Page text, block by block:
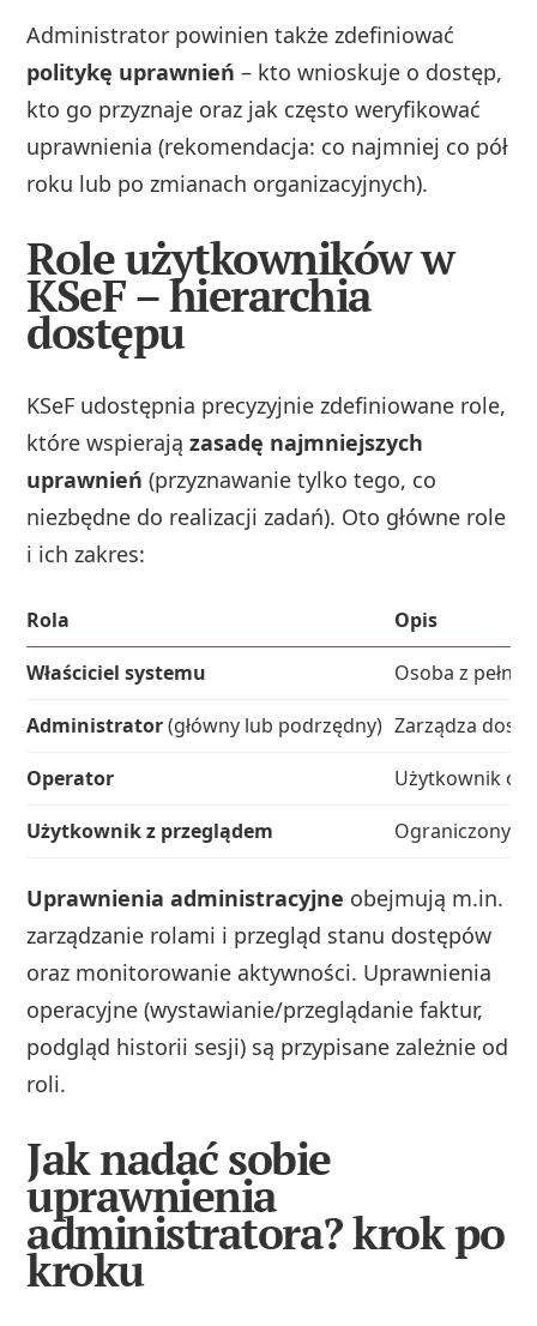
Administrator powinien także zdefiniować
politykę uprawnień – kto wnioskuje o dostęp,
kto go przyznaje oraz jak często weryfikować
uprawnienia (rekomendacja: co najmniej co pół
roku lub po zmianach organizacyjnych).
Role użytkowników w
KSeF – hierarchia
dostępu
KSeF udostępnia precyzyjnie zdefiniowane role,
które wspierajązasadę najmniejszych
uprawnień (przyznawanie tylko tego, co
niezbędne do realizacji zadań). Oto główne role
i ich zakres:
Rola
Opis
Właściciel systemu
Osoba z
Administrator(główny lub podrzędny) Zarządza
Operator
Użytkownik
Użytkownik z przeglądem
Ograniczony
Uprawnienia administracyjne obejmują m.in.
zarządzanie rolami i przegląd stanu dostępów
oraz monitorowanie aktywności. Uprawnienia
operacyjne (wystawianie/przeglądanie faktur,
podgląd historii sesji) są przypisane zależnie od
roli.
Jak nadać sobie
uprawnienia
administratora? krok po
kroku